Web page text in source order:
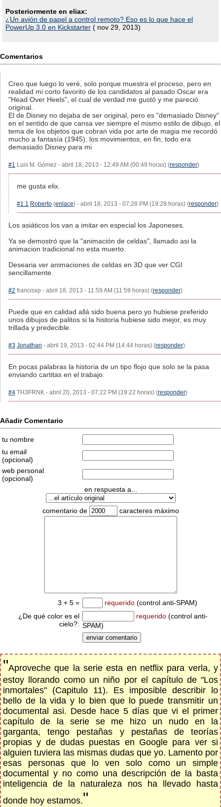
Posteriormente en eliax:
¿Un avión de papel a control remoto? Eso es lo que hace el
PowerUp 3.0 en Kickstarter ( nov 29, 2013)
Comentarios
Creo que luego lo veré, solo porque muestra el proceso, pero en
realidad mi corto favorito de los candidatos al pasado Oscar era
"Head Over Heels", el cual de verdad me gustó y me pareció
original.
El de Disney no dejaba de ser original, pero es "demasiado Disney"
en el sentido de que cansa ver siempre el mismo estilo de dibujo, el
tema de los objetos que cobran vida por arte de magia me recordó
mucho a fantasía (1945), los movimientos, en fin, todo era
demasiado Disney para mi
#1 Luis M. Gómez - abril 18, 2013 - 12:49 AM (00:49 horas) (responder)
me gusta elix.
#1.1 Roberto (enlace) - abril 18, 2013 - 07:28 PM (19:28 horas) (responder)
Los asiáticos los van a imitar en especial los Japoneses.
Ya se demostró que la "animación de celdas", llamado asi la
animacion tradicional no esta muerto.
Desearia ver animaciones de celdas en 3D que ver CGI
sencillamente.
#2 francisxp - abril 18, 2013 - 11:59 AM (11:59 horas) (responder)
Puede que en calidad allá sido buena pero yo hubiese preferido
unos dibujos de palitos si la historia hubiese sido mejor, es muy
trillada y predecible.
#3 Jonathan - abril 19, 2013 - 02:44 PM (14:44 horas) (responder)
En pocas palabras la historia de un tipo flojo que solo se la pasa
enviando cartitas en el trabajo.
#4 TH3FRNK - abril 20, 2013 - 07:22 PM (19:22 horas) (responder)
Añadir Comentario
tu nombre
tu email
(opcional)
web personal
(opcional)
en respuesta a...
comentario de caracteres máximo
3 + 5 = requerido (control anti-SPAM)
¿De qué color es el
cielo?:
requerido (control anti-
SPAM)
"Aproveche que la serie esta en netflix para verla, y
estoy llorando como un niño por el capítulo de "Los
inmortales" (Capitulo 11). Es imposible describir lo
bello de la vida y lo bien que lo puede transmitir un
documental asi. Desde hace 5 días que vi el primer
capítulo de la serie se me hizo un nudo en la
garganta, tengo pestañas y pestañas de teorías
propias y de dudas puestas en Google para ver si
alguien tuviera las mismas dudas que yo. Lamento por
esas personas que lo ven solo como un simple
documental y no como una descripción de la basta
inteligencia de la naturaleza nos ha llevado hasta
donde hoy estamos."